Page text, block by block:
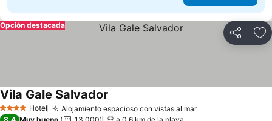
Compartir
Opción destacada
4 EstrellasHotel Alojamiento espacioso con vistas al mar
Vila Gale Salvador